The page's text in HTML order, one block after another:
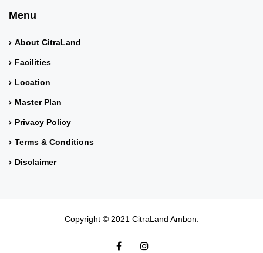
Menu
About CitraLand
Facilities
Location
Master Plan
Privacy Policy
Terms & Conditions
Disclaimer
Copyright © 2021 CitraLand Ambon.